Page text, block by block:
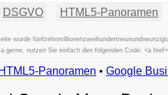
DSGVO HTML5-Panoramen
wurde
gerne, nutzen Sie einfach den folgenden Code: <a
HTML5-Panoramen • Google